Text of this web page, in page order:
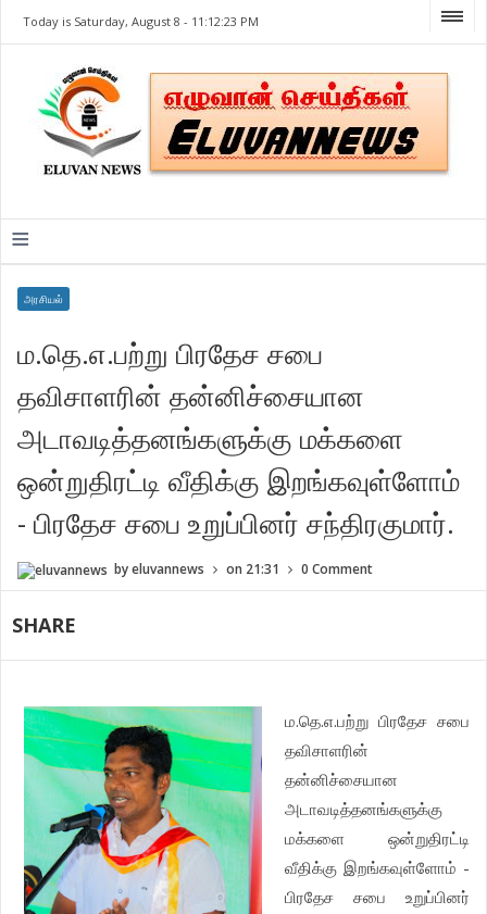
Today is Saturday, August 8 - 11:12:23 PM
≡
அரசியல்
ம.தெ.எ.பற்று பிரதேச சபை
தவிசாளரின் தன்னிச்சையான
அடாவடித்தனங்களுக்கு மக்களை
ஒன்றுதிரட்டி வீதிக்கு இறங்கவுள்ளோம்
- பிரதேச சபை உறுப்பினர் சந்திரகுமார்.
byeluvannews on 21:31 0 Comment
SHARE
ம.தெ.எ.பற்று பிரதேச சபை
தவிசாளரின்
தன்னிச்சையான
அடாவடித்தனங்களுக்கு
மக்களை
ஒன்றுதிரட்டி
வீதிக்கு இறங்கவுள்ளோம் -
பிரதேச சபை
உறுப்பினர்